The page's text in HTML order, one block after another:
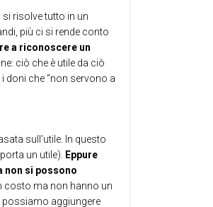
si risolve tutto in un
più ci si rende conto
a riconoscere un
ciò che è utile da ciò
doni che “non servono a
sull’utile. In questo
un utile). Eppure
non si possono
costo ma non hanno un
possiamo aggiungere